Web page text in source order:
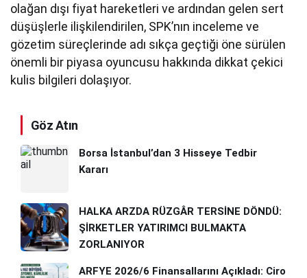
olağan dışı fiyat hareketleri ve ardından gelen sert
düşüşlerle ilişkilendirilen, SPK’nın inceleme ve
gözetim süreçlerinde adı sıkça geçtiği öne sürülen
önemli bir piyasa oyuncusu hakkında dikkat çekici
kulis bilgileri dolaşıyor.
Göz Atın
Borsa İstanbul’dan 3 Hisseye Tedbir
Kararı
HALKA ARZDA RÜZGÂR TERSİNE DÖNDÜ:
ŞİRKETLER YATIRIMCI BULMAKTA
ZORLANIYOR
ARFYE 2026/6 Finansallarını Açıkladı: Ciro